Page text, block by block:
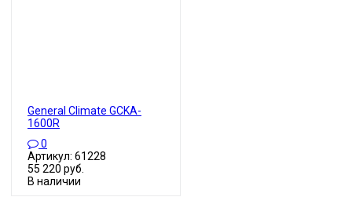
General Climate GCKA-
1600R
0
Артикул: 61228
55 220 руб.
В наличии